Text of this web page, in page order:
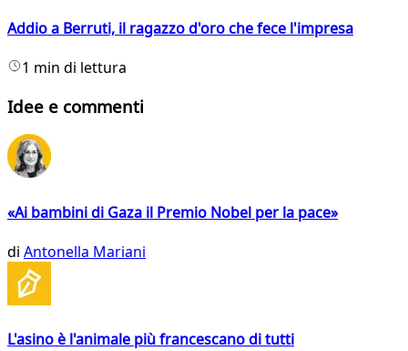
Addio a Berruti, il ragazzo d'oro che fece l'impresa
1 min di lettura
Idee e commenti
«Ai bambini di Gaza il Premio Nobel per la pace»
di Antonella Mariani
L'asino è l'animale più francescano di tutti